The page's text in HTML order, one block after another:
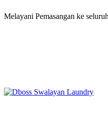
Melayani Pemasangan ke